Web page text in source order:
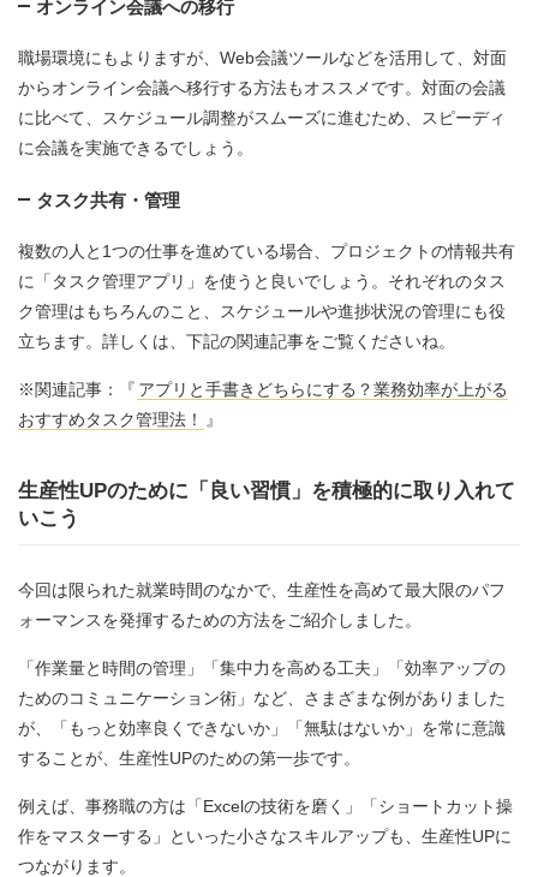
オンライン会議への移行
職場環境にもよりますが、Web会議ツールなどを活用して、対面
からオンライン会議へ移行する方法もオススメです。対面の会議
に比べて、スケジュール調整がスムーズに進むため、スピーディ
に会議を実施できるでしょう。
タスク共有・管理
複数の人と1つの仕事を進めている場合、プロジェクトの情報共有
に「タスク管理アプリ」を使うと良いでしょう。それぞれのタス
ク管理はもちろんのこと、スケジュールや進捗状況の管理にも役
立ちます。詳しくは、下記の関連記事をご覧くださいね。
※関連記事：『 アプリと手書きどちらにする？業務効率が上がる
おすすめタスク管理法！
』
生産性UPのために「良い習慣」を積極的に取り入れて
いこう
今回は限られた就業時間のなかで、生産性を高めて最大限のパフ
ォーマンスを発揮するための方法をご紹介しました。
「作業量と時間の管理」「集中力を高める工夫」「効率アップの
ためのコミュニケーション術」など、さまざまな例がありました
が、「もっと効率良くできないか」「無駄はないか」を常に意識
することが、生産性UPのための第一歩です。
例えば、事務職の方は「Excelの技術を磨く」「ショートカット操
作をマスターする」といった小さなスキルアップも、生産性UPに
つながります。